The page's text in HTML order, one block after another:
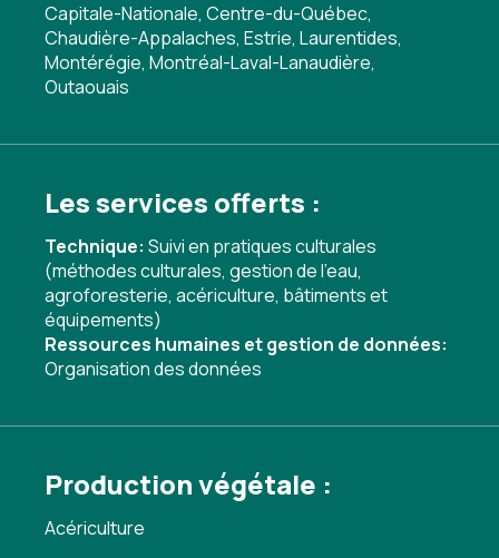
Capitale-Nationale, Centre-du-Québec,
Chaudière-Appalaches, Estrie, Laurentides,
Montérégie, Montréal-Laval-Lanaudière,
Outaouais
Les services offerts :
Technique: Suivi en pratiques culturales
(méthodes culturales, gestion de l'eau,
agroforesterie, acériculture, bâtiments et
équipements)
Ressources humaines et gestion de données:
Organisation des données
Production végétale :
Acériculture